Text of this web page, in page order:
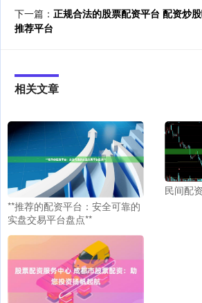
下一篇： 正规合法的股票配资平台 配资炒
推荐平台
相关文章
**推荐的配资平台：安全可靠的
实盘交易平台盘点**
民间配